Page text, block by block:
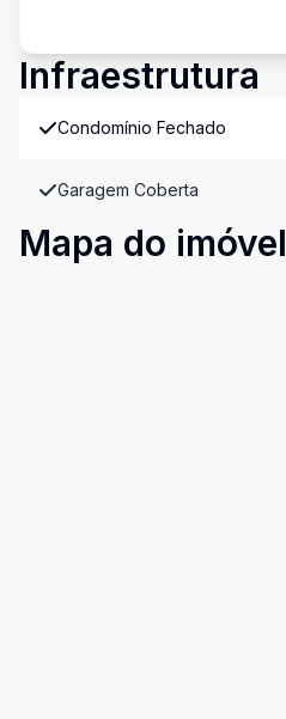
Infraestrutura
Condomínio Fechado
Garagem Coberta
Mapa do imóvel